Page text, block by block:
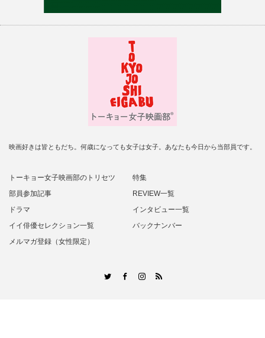
映画好きは皆ともだち。何歳になっても女子は女子。あなたも今日から当部員です。
トーキョー女子映画部のトリセツ
特集
部員参加記事
REVIEW一覧
ドラマ
インタビュー一覧
イイ俳優セレクション一覧
バックナンバー
メルマガ登録（女性限定）
TwitterFacebookInstagram
RSS